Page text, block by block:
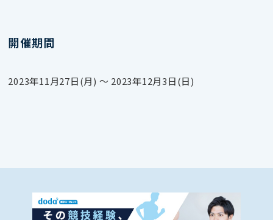
開催期間
2023年11月27日(月) 〜 2023年12月3日(日)